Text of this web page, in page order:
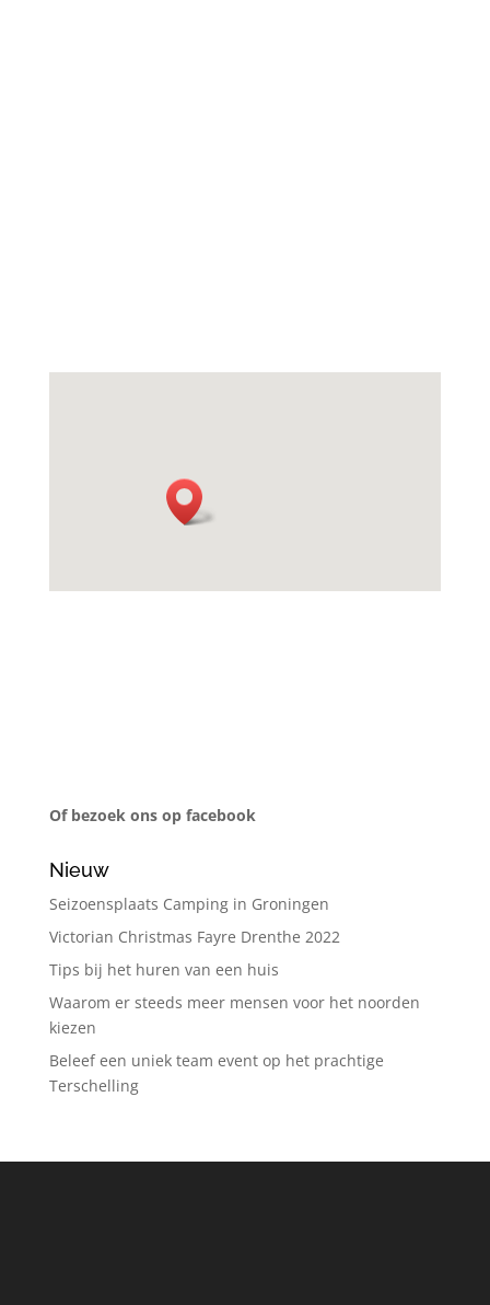
Of bezoek ons op facebook
Nieuw
Seizoensplaats Camping in Groningen
Victorian Christmas Fayre Drenthe 2022
Tips bij het huren van een huis
Waarom er steeds meer mensen voor het noorden
kiezen
Beleef een uniek team event op het prachtige
Terschelling